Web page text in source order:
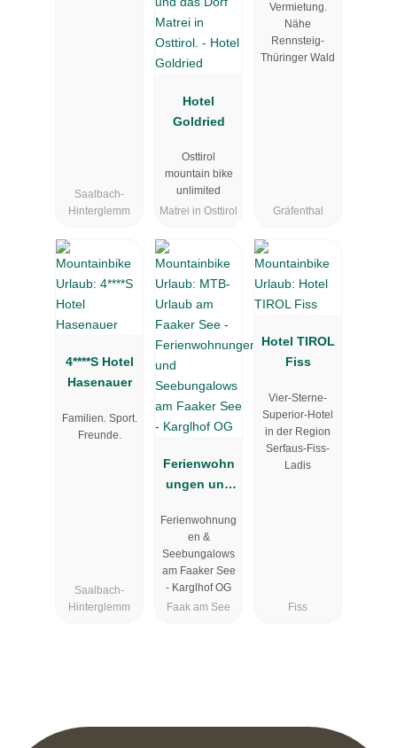
Saalbach-
Hinterglemm
Hotel
Goldried
Osttirol
mountain bike
unlimited
Matrei in Osttirol
Ferienwohn
ungen
Vermietung.
Nähe
Rennsteig-
Thüringer Wald
Gräfenthal
4****S Hotel
Hasenauer
Familien. Sport.
Freunde.
Saalbach-
Hinterglemm
Ferienwohn
ungen und
ws am
Faaker See -
Karglhof OG
Ferienwohnung
en &
Seebungalows
am Faaker See
- Karglhof OG
Faak am See
Hotel TIROL
Fiss
Vier-Sterne-
Superior-Hotel
in der Region
Serfaus-Fiss-
Ladis
Fiss